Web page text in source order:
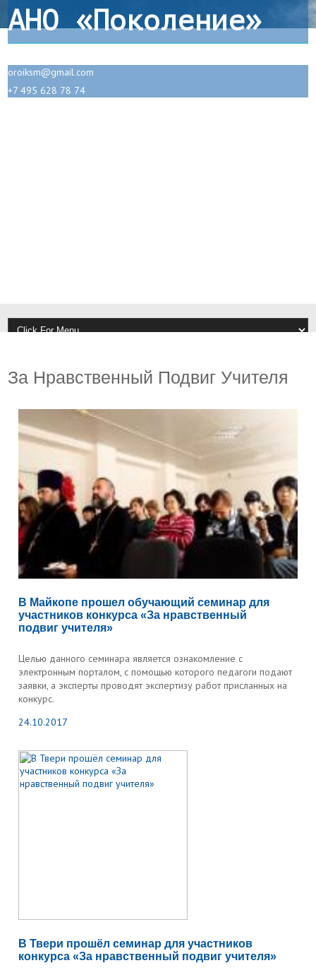
АНО «Поколение»
oroiksm@gmail.com
+7 495 628 78 74
За Нравственный Подвиг Учителя
В Майкопе прошел обучающий семинар для
участников конкурса «За нравственный
подвиг учителя»
Целью данного семинара является ознакомление с
электронным порталом, с помощью которого педагоги подают
заявки, а эксперты проводят экспертизу работ присланных на
конкурс.
24.10.2017
В Твери прошёл семинар для участников
конкурса «За нравственный подвиг учителя»